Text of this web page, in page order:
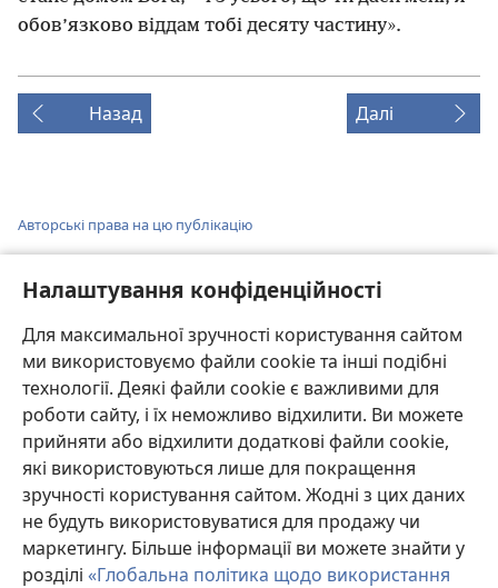
Налаштування конфіденційності
Для максимальної зручності користування сайтом
ми використовуємо файли cookie та інші подібні
технології. Деякі файли cookie є важливими для
роботи сайту, і їх неможливо відхилити. Ви можете
прийняти або відхилити додаткові файли cookie,
які використовуються лише для покращення
зручності користування сайтом. Жодні з цих даних
не будуть використовуватися для продажу чи
маркетингу. Більше інформації ви можете знайти у
розділі «Глобальна політика щодо використання
обов’язково віддам тобі десяту частину».
Назад Далі
Авторські права на цю публікацію
Copyright©2026Watch Tower Bible and Tract Society of
Pennsylvania.
УМОВИ ВИКОРИСТАННЯ |ПОЛІТИКА КОНФІДЕНЦІЙНОСТІ
НАЛАШТУВАННЯ КОНФІДЕНЦІЙНОСТІ